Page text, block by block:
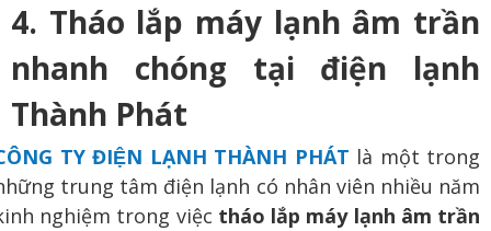
4. Tháo lắp máy lạnh âm trần
nhanh chóng tại điện lạnh
Thành Phát
TY ĐIỆN LẠNH THÀNH PHÁT là một trong
trung tâm điện lạnh có nhân viên nhiều năm
nghiệm trong việc tháo lắp máy lạnh âm trần